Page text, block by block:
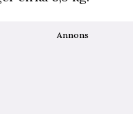
Annons